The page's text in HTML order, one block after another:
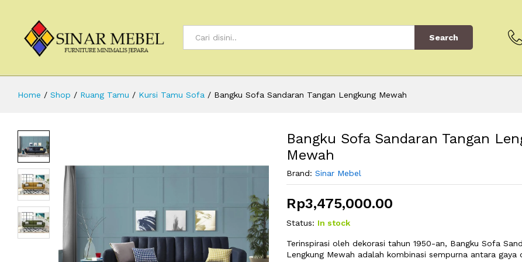
Search
Home / Shop / Ruang Tamu / Kursi Tamu Sofa / Bangku Sofa Sandaran Tangan Lengkung Mewah
Bangku Sofa Sandaran Tangan
Mewah
Brand: Sinar Mebel
Rp3,475,000.00
Status: In stock
Terinspirasi oleh dekorasi tahun 1950-an, Bangku Sofa
Lengkung Mewah adalah kombinasi sempurna antara gaya